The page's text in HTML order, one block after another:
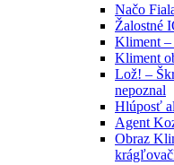
Načo
Žalostné
Kliment –
Kliment
Lož! –
nepoznal
Hlúposť
Agent
Obraz